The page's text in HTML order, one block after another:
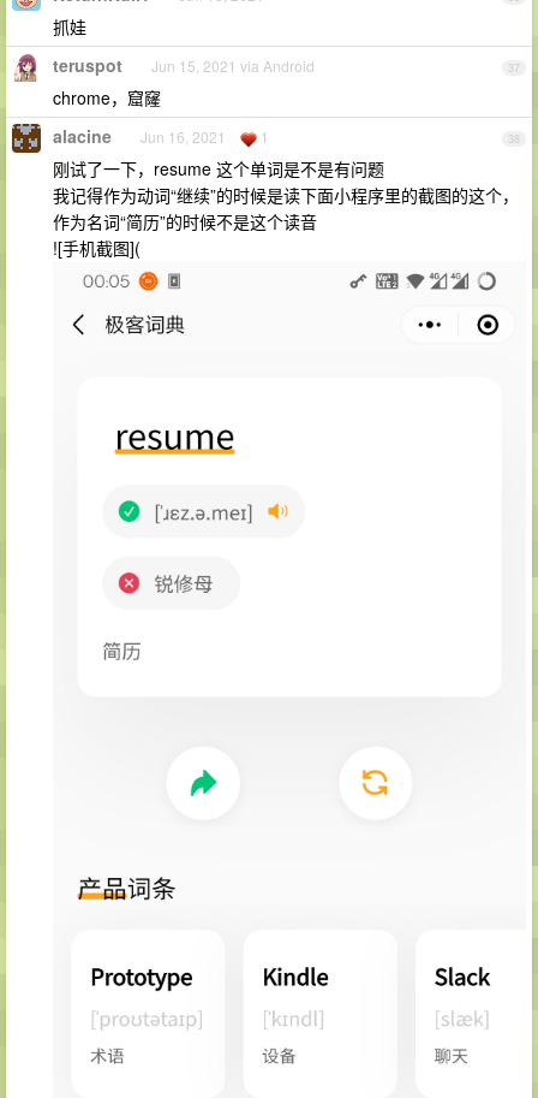
抓娃
37
teruspot Jun 15, 2021 via Android
chrome，窟窿
38
alacine Jun 16, 2021 1
刚试了一下，resume 这个单词是不是有问题
我记得作为动词“继续”的时候是读下面小程序里的截图的这个，
作为名词“简历”的时候不是这个读音
![手机截图](